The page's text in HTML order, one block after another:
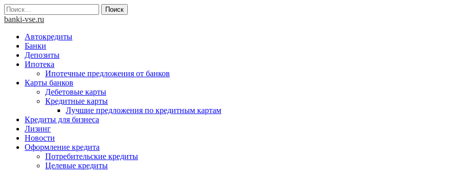
Skip
to
Найти:
banki-vse.ru
Автокредиты
Банки
Депозиты
Ипотека
Ипотечные предложения от банков
Карты банков
Дебетовые карты
Кредитные карты
Лучшие предложения по кредитным картам
Кредиты для бизнеса
Лизинг
Новости
Оформление кредита
Потребительские кредиты
Целевые кредиты